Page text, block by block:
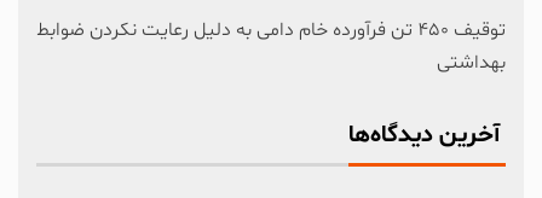
توقیف ۴۵۰ تن فرآورده خام دامی به دلیل رعایت نکردن ضوابط
بهداشتی
آخرین دیدگاه‌ها